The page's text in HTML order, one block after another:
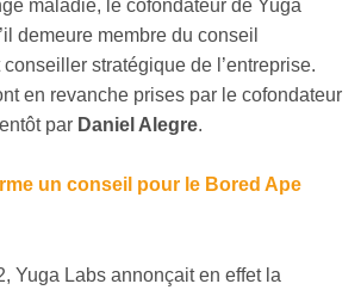
maladie, le cofondateur de Yuga
demeure membre du conseil
stratégique de l’entreprise.
en revanche prises par le cofondateur
par Daniel Alegre.
un conseil pour le Bored Ape
Yuga Labs annonçait en effet la